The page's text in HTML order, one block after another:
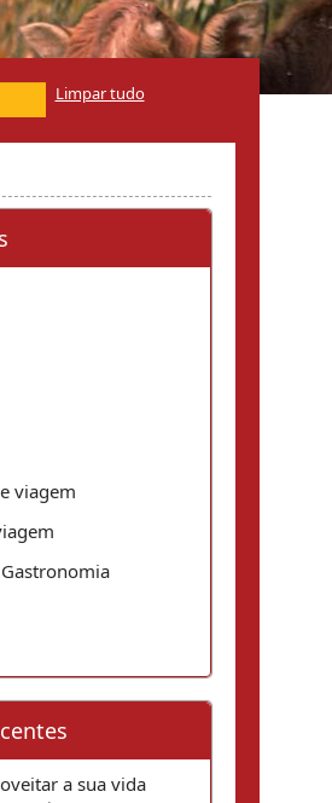
Limpar tudo
viagem
a sua vida